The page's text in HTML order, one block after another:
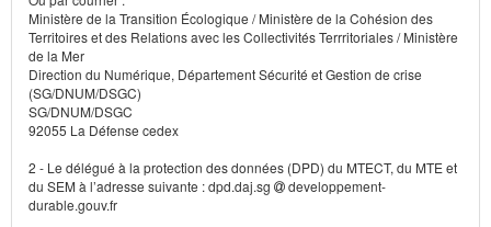
Ministère de la Transition Écologique / Ministère de la Cohésion des
Territoires et des Relations avec les Collectivités Terrritoriales / Ministère
de la Mer
Direction du Numérique, Département Sécurité et Gestion de crise
(SG/DNUM/DSGC)
SG/DNUM/DSGC
92055 La Défense cedex
2 - Le délégué à la protection des données (DPD) du MTECT, du MTE et
du SEM à l’adresse suivante : dpd.daj.sg
developpement-
durable.gouv.fr